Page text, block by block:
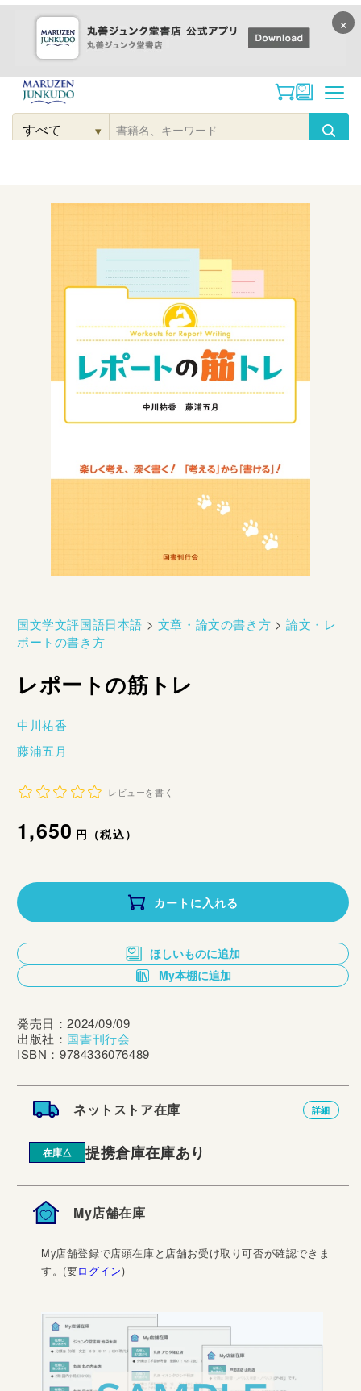
コンテンツに
進む
検
▾
国文学文評国語日本語 > 文章・論文の書き方 >論文・レ
ポートの書き方
レポートの筋トレ
中川祐香
藤浦五月
レビューを書く
通
価
格
1,650円（税込）
カートに入れる
ほしいものに追加
My本棚に追加
発売日：2024/09/09
出版社： 国書刊行会
ISBN：9784336076489
ネットストア在庫 詳細
在庫△ 提携倉庫在庫あり
My店舗在庫
My店舗登録で店頭在庫と店舗お受け取り可否が確認できま
す。(要ログイン)
×